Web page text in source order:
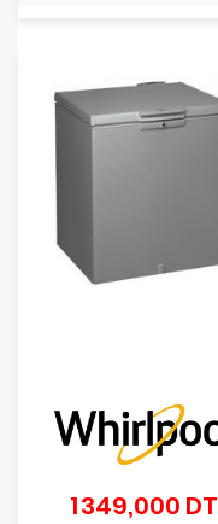
1 349,000 DT